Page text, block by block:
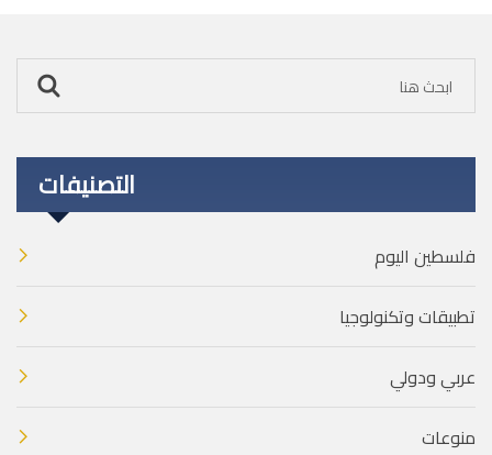
التصنيفات
فلسطين اليوم
تطبيقات وتكنولوجيا
عربي ودولي
منوعات